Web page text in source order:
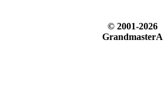
© 2001-2026
GrandmasterA